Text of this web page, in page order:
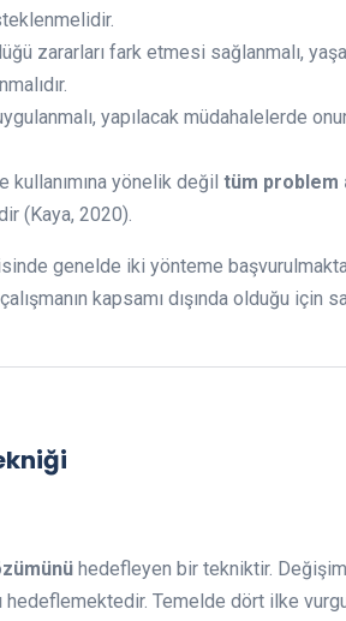
zararları fark etmesi sağlanmalı,
yapılacak müdahalelerde
kullanımına yönelik değil tüm problem
(Kaya, 2020).
genelde iki yönteme
kapsamı dışında olduğu için
hedefleyen bir tekniktir.
Temelde dört ilke